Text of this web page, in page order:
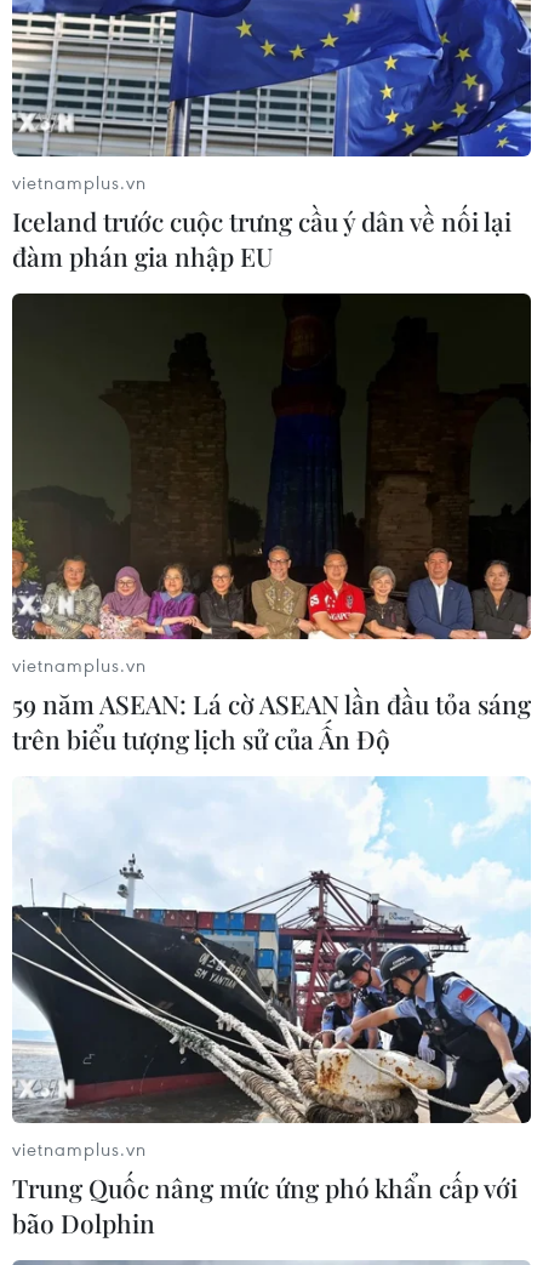
Những vấn đề nổi bật trong Thông điệp
Liên bang của ông Putin
01/12/2016 12:41
Các vấn đề kinh tế, xã hội và chính sách đối nội đã
được Tổng thống Nga Vladimir Putin chú trọng và dành
nhiều thời gian đề cập trong bản Thông điệp Liên bang
dài 69 phút lần này.
Nga, Trung phủ quyết dự thảo nghị quyết
kêu gọi ngừng bắn ở Aleppo
05/12/2016 23:25
Nga và Trung Quốc đã phủ quyết nghị quyết của Hội
đồng Bảo an Liên hợp quốc kêu gọi ngừng bắn 7 ngày
ở thành phố Aleppo, miền Bắc Syria.
vietnamplus.vn
Iceland trước cuộc trưng cầu ý dân về nối lại
đàm phán gia nhập EU
vietnamplus.vn
59 năm ASEAN: Lá cờ ASEAN lần đầu tỏa sáng
trên biểu tượng lịch sử của Ấn Độ
vietnamplus.vn
Trung Quốc nâng mức ứng phó khẩn cấp với
bão Dolphin